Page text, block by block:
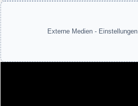
Externe Medien - Einstellungen